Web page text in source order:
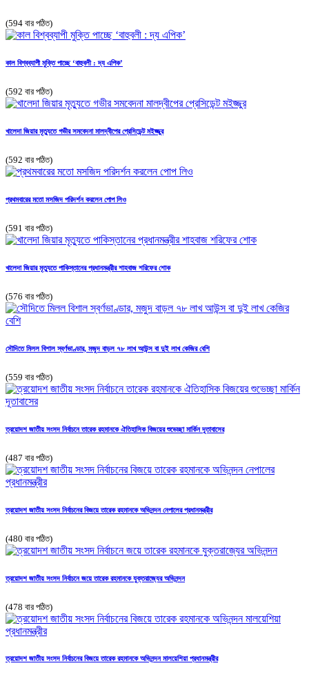
(594 বার পঠিত)
কাল বিশ্বব্যাপী মুক্তি পাচ্ছে ‘বাহুবলী : দ্য এপিক’
(592 বার পঠিত)
খালেদা জিয়ার মৃত্যুতে গভীর সমবেদনা মালদ্বীপের প্রেসিডেন্ট মইজ্জুর
(592 বার পঠিত)
প্রথমবারের মতো মসজিদ পরিদর্শন করলেন পোপ লিও
(591 বার পঠিত)
খালেদা জিয়ার মৃত্যুতে পাকিস্তানের প্রধানমন্ত্রীর শাহবাজ শরিফের শোক
(576 বার পঠিত)
সৌদিতে মিলল বিশাল স্বর্ণভাণ্ডার, মজুদ বাড়ল ৭৮ লাখ আউন্স বা দুই লাখ কেজির বেশি
(559 বার পঠিত)
ত্রয়োদশ জাতীয় সংসদ নির্বাচনে তারেক রহমানকে ঐতিহাসিক বিজয়ের শুভেচ্ছা মার্কিন দূতাবাসের
(487 বার পঠিত)
ত্রয়োদশ জাতীয় সংসদ নির্বাচনের বিজয়ে তারেক রহমানকে অভিনন্দন নেপালের প্রধানমন্ত্রীর
(480 বার পঠিত)
ত্রয়োদশ জাতীয় সংসদ নির্বাচনে জয়ে তারেক রহমানকে যুক্তরাজ্যের অভিনন্দন
(478 বার পঠিত)
ত্রয়োদশ জাতীয় সংসদ নির্বাচনের বিজয়ে তারেক রহমানকে অভিনন্দন মালয়েশিয়া প্রধানমন্ত্রীর